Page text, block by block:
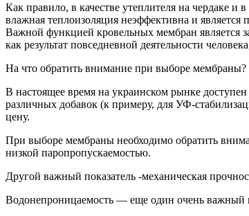
Как правило, в качестве утеплителя на чердаке
влажная теплоизоляция неэффективна и
Важной функцией кровельных мембран является
как результат повседневной деятельности
На что обратить внимание при выборе мембраны?
В настоящее время на украинском рынке
различных добавок (к примеру, для УФ-
цену.
При выборе мембраны необходимо обратить
низкой паропропускаемостью.
Другой важный показатель -механическая
Водонепроницаемость — еще один очень важный